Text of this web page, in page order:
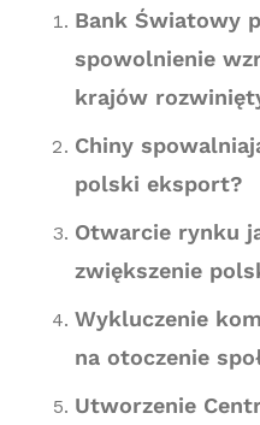
Bank Światowy
spowolnienie
krajów
Chiny
polski eksport?
Otwarcie rynku
zwiększenie
Wykluczenie
na otoczenie
Utworzenie